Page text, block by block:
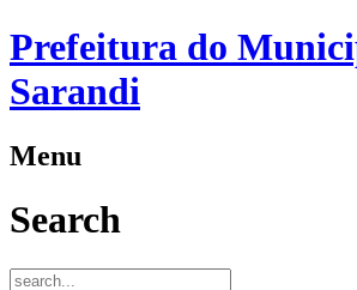
Prefeitura do
Sarandi
Menu
Search